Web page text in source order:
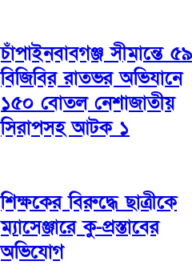
চাঁপাইনবাবগঞ্জ সীমান্তে ৫৯
বিজিবির রাতভর অভিযানে
১৫০ বোতল নেশাজাতীয়
সিরাপসহ আটক ১
শিক্ষকের বিরুদ্ধে ছাত্রীকে
ম্যাসেঞ্জারে কু-প্রস্তাবের
অভিযোগ